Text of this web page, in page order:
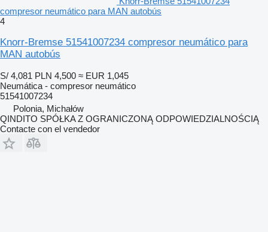
compresor neumático para MAN autobús
4
Knorr-Bremse 51541007234 compresor neumático para
MAN autobús
S/ 4,081 PLN 4,500 ≈ EUR 1,045
Neumática - compresor neumático
51541007234
Polonia, Michałów
QINDITO SPÓŁKA Z OGRANICZONĄ ODPOWIEDZIALNOŚCIĄ
Contacte con el vendedor